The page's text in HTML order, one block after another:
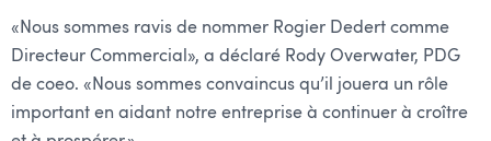
«Nous sommes ravis de nommer Rogier Dedert comme
Directeur Commercial», a déclaré Rody Overwater, PDG
de coeo. «Nous sommes convaincus qu’il jouera un rôle
important en aidant notre entreprise à continuer à croître